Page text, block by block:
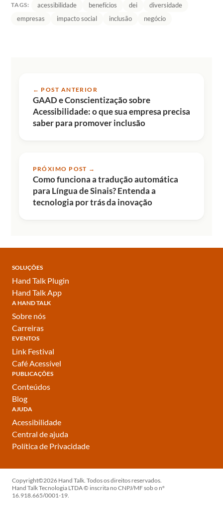
TAGS: acessibilidade benefícios dei
diversidade
empresas
impacto social inclusão negócio
← POST ANTERIOR
GAAD e Conscientização sobre
Acessibilidade: o que sua empresa precisa
saber para promover inclusão
PRÓXIMO POST →
Como funciona a tradução automática
para Língua de Sinais? Entenda a
tecnologia por trás da inovação
SOLUÇÕES
Hand Talk Plugin
Hand Talk App
A HAND TALK
Sobre nós
Carreiras
EVENTOS
Link Festival
Café Acessível
PUBLICAÇÕES
Conteúdos
Blog
AJUDA
Acessibilidade
Central de ajuda
Política de Privacidade
Copyright©2026 Hand Talk. Todos os direitos reservados.
Hand Talk Tecnologia LTDA © inscrita no CNPJ/MF sob o nº
16.918.665/0001-19.